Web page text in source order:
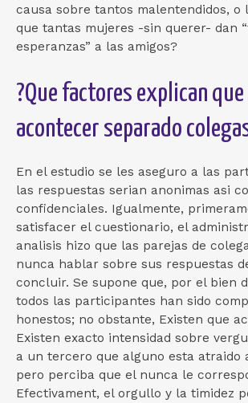
causa sobre tantos malentendidos, o
que tantas mujeres -sin querer- dan
esperanzas” a las amigos?
?Que factores explican
acontecer separado
En el estudio se les aseguro a las
las respuestas serian anonimas asi­
confidenciales. Igualmente,
satisfacer el cuestionario, el
analisis hizo que las parejas de
nunca hablar sobre sus respuestas
concluir. Se supone que, por el bien
todos las participantes han sido
honestos; no obstante, Existen que
Existen exacto intensidad sobre
a un tercero que alguno esta atraido
pero perciba que el nunca le
Efectivament, el orgullo y la timidez